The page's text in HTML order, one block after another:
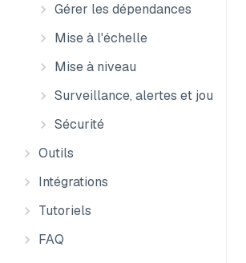
Gérer les dépendances
Mise à l'échelle
Mise à niveau
Surveillance, alertes et journaux
Sécurité
Outils
Intégrations
Tutoriels
FAQ